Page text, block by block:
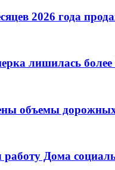
2026 года
лишилась
объемы
Дома